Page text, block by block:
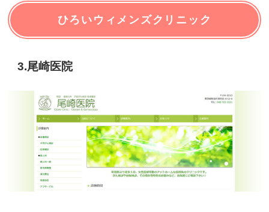
ひろいウィメンズクリニック
3.尾崎医院